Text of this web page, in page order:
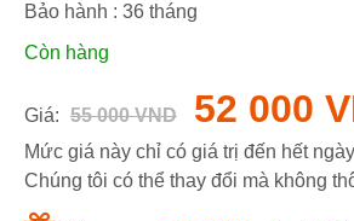
Bảo hành : 36 tháng
Còn hàng
Giá: 55 000 VND 52 000
Mức giá này chỉ có giá trị đến hết ngày
Chúng tôi có thể thay đổi mà không